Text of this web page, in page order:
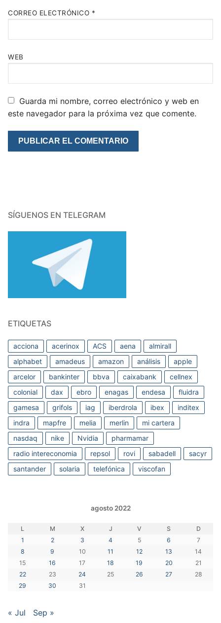
CORREO ELECTRÓNICO *
WEB
Guarda mi nombre, correo electrónico y web en
este navegador para la próxima vez que comente.
SÍGUENOS EN TELEGRAM
ETIQUETAS
acciona acerinox ACS aena
almirall
alphabet
amadeus amazon análisis
apple
arcelor
bankinter bbva caixabank
cellnex
colonial
dax ebro enagas endesa
fluidra
gamesa
grifols iag iberdrola ibex
inditex
indra
mapfre melia merlin
mi cartera
nasdaq
nike Nvidia
pharmamar
radio intereconomia
repsol rovi sabadell
sacyr
santander
solaria telefónica viscofan
agosto 2022
L M X J V S
D
1
2 3 4 5 6
7
8
9 10 11 12 13
14
15
16 17 18 19 20
21
22
23 24 25 26 27
28
29
30 31
« Jul Sep »